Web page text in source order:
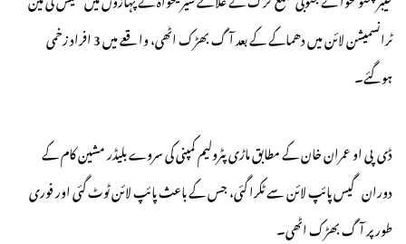
ٹرانسمیشن لائن میں دھماکے کے بعد آگ بھڑک اٹھی، واقعے میں 3 افراد زخمی
ہوگئے۔
ڈی پی او عمران خان کے مطابق ماڑی پٹرولیم کمپنی کی سروے بلیڈر مشین کام کے
دوران گیس پائپ لائن سے ٹکرا گئی، جس کے باعث پائپ لائن ٹوٹ گئی اور فوری
طور پر آگ بھڑک اٹھی۔